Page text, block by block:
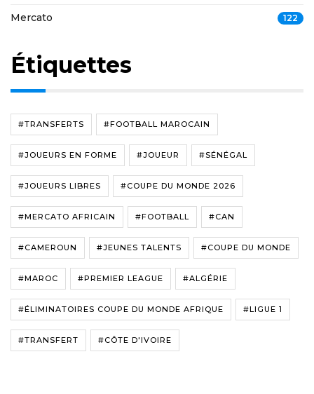
Mercato 122
Étiquettes
#TRANSFERTS #FOOTBALL MAROCAIN
#JOUEURS EN FORME #JOUEUR #SÉNÉGAL
#JOUEURS LIBRES #COUPE DU MONDE 2026
#MERCATO AFRICAIN #FOOTBALL #CAN
#CAMEROUN #JEUNES TALENTS #COUPE DU MONDE
#MAROC #PREMIER LEAGUE #ALGÉRIE
#ÉLIMINATOIRES COUPE DU MONDE AFRIQUE #LIGUE 1
#TRANSFERT #CÔTE D'IVOIRE